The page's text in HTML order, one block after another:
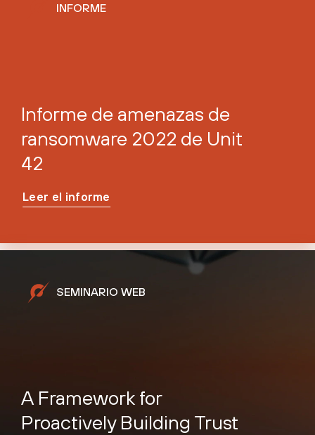
INFORME
Informe de amenazas de
ransomware 2022 de Unit
42
Leer el informe
SEMINARIO WEB
A Framework for
Proactively Building Trust